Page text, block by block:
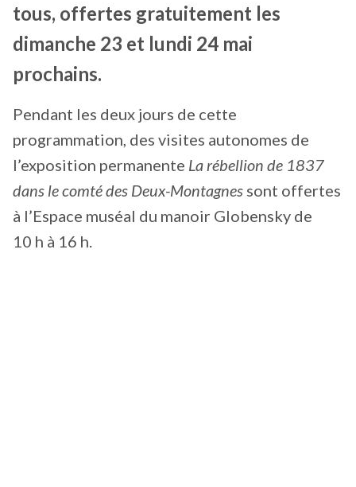
tous, offertes gratuitement les
dimanche 23 et lundi 24 mai
prochains.
Pendant les deux jours de cette
programmation, des visites autonomes de
l’exposition permanente La rébellion de 1837
dans le comté des Deux-Montagnes sont offertes
à l’Espace muséal du manoir Globensky de
10 h à 16 h.